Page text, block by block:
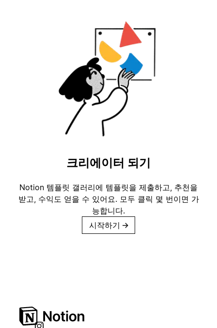
크리에이터 되기
Notion 템플릿 갤러리에 템플릿을 제출하고, 추천을
받고, 수익도 얻을 수 있어요. 모두 클릭 몇 번이면 가
능합니다.
시작하기 →